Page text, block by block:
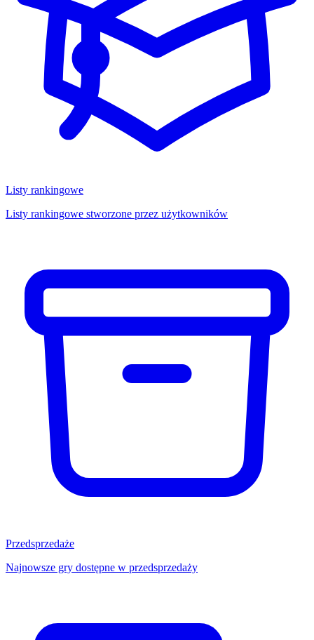
Listy rankingowe
Listy rankingowe stworzone przez użytkowników
Przedsprzedaże
Najnowsze gry dostępne w przedsprzedaży